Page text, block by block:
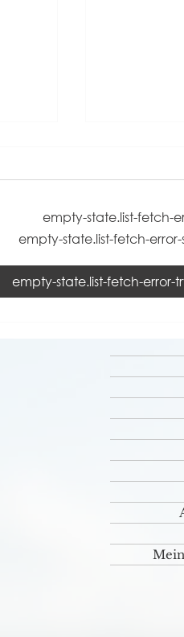
Rückblick
⚽️🤹‍♀️🎸
empty-state.list-fetch-
empty-state.list-fetch-
empty-state.list-fetch-error-